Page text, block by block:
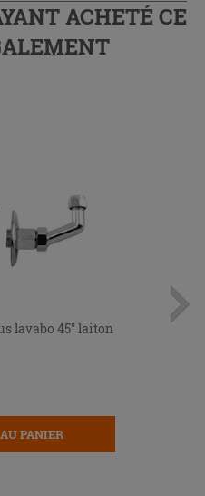
ACHETÉ CE
lavabo 45° laiton
PANIER